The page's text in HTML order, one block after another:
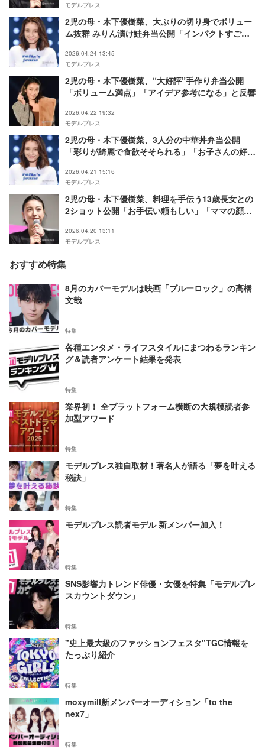
モデルプレス
2児の母・木下優樹菜、大ぶりの切り身でボリュー
ム抜群 みりん漬け鮭弁当公開「インパクトすご
2026.04.24 13:45
モデルプレス
2児の母・木下優樹菜、“大好評”手作り弁当公開
「ボリューム満点」「アイデア参考になる」と反響
2026.04.22 19:32
モデルプレス
2児の母・木下優樹菜、3人分の中華丼弁当公開
「彩りが綺麗で食欲そそられる」「お子さんの好み
2026.04.21 15:16
モデルプレス
2児の母・木下優樹菜、料理を手伝う13歳長女との
2ショット公開「お手伝い頼もしい」「ママの顔し
2026.04.20 13:11
モデルプレス
おすすめ特集
8月のカバーモデルは映画「ブルーロック」の高橋
文哉
特集
各種エンタメ・ライフスタイルにまつわるランキン
グ＆読者アンケート結果を発表
特集
業界初！ 全プラットフォーム横断の大規模読者参
加型アワード
特集
モデルプレス独自取材！著名人が語る「夢を叶える
秘訣」
特集
モデルプレス読者モデル 新メンバー加入！
特集
SNS影響力トレンド俳優・女優を特集「モデルプレ
スカウントダウン」
特集
"史上最大級のファッションフェスタ"TGC情報を
たっぷり紹介
特集
moxymill新メンバーオーディション「to the
nex7」
特集